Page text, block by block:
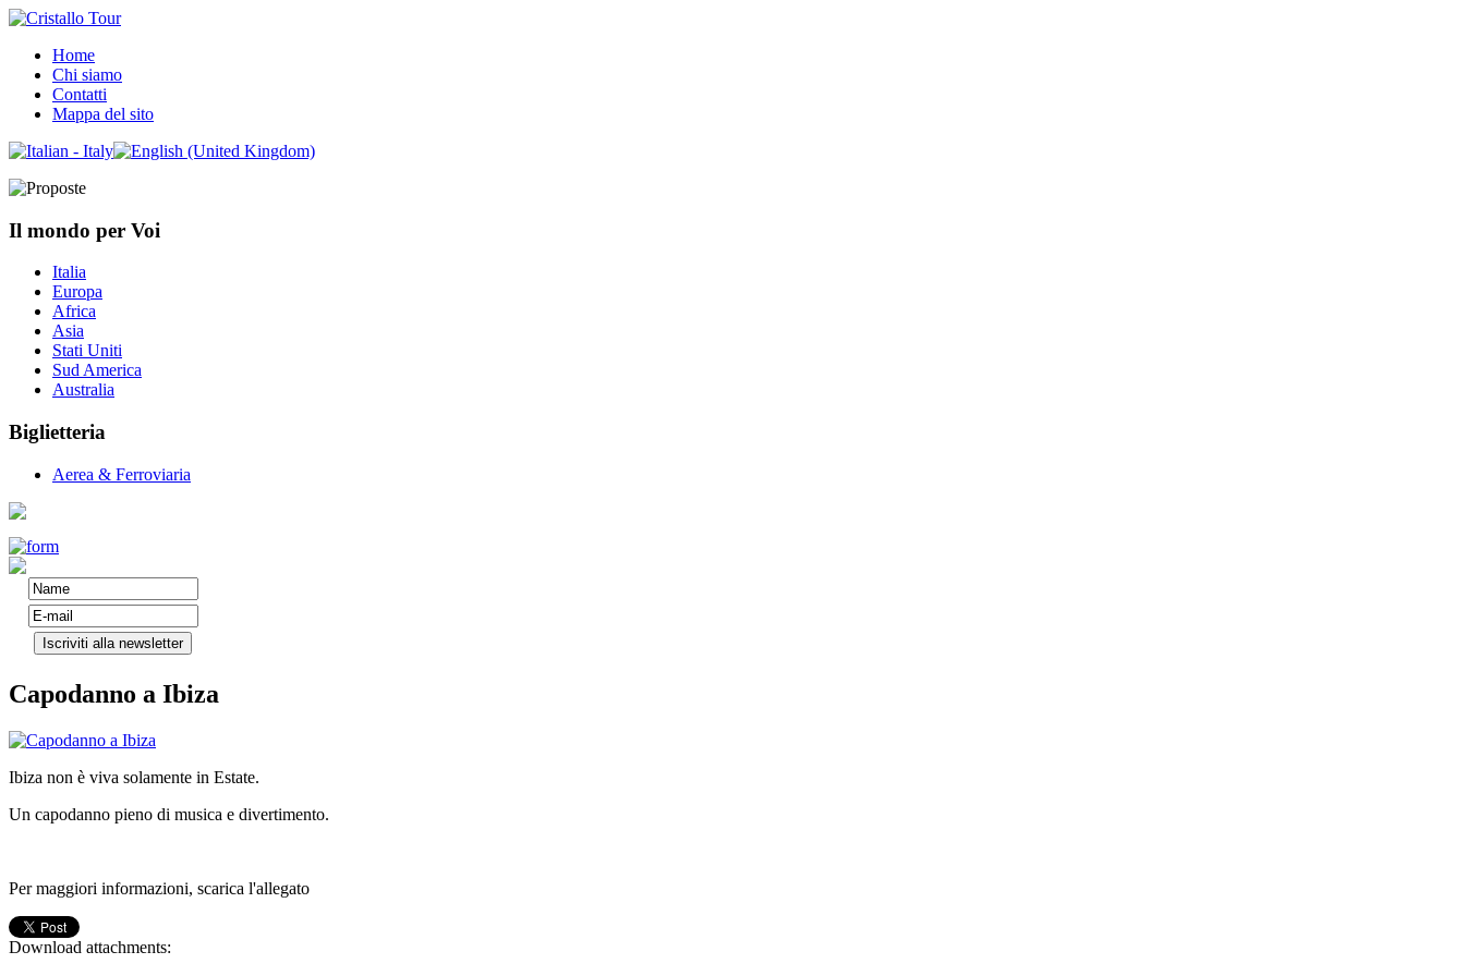
Home
Chi siamo
Contatti
Mappa del sito
Il mondo per Voi
Italia
Europa
Africa
Asia
Stati Uniti
Sud America
Australia
Biglietteria
Aerea & Ferroviaria
Capodanno a Ibiza
Ibiza non è viva solamente in Estate.
Un capodanno pieno di musica e divertimento.
Per maggiori informazioni, scarica l'allegato
Download attachments: